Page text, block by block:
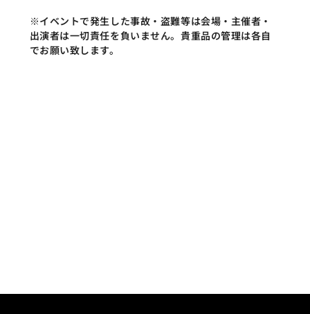
※イベントで発生した事故・盗難等は会場・主催者・
出演者は一切責任を負いません。貴重品の管理は各自
でお願い致します。